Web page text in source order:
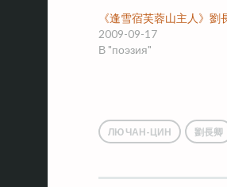
《逢雪宿芙蓉山主人》劉
2009-09-17
В "поэзия"
ЛЮ ЧАН-ЦИН 劉長卿